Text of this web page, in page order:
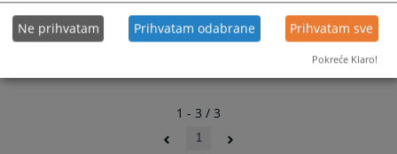
1 - 3 / 3
1
Ne prihvatam Prihvatam odabrane Prihvatam sve
Pokreće Klaro!